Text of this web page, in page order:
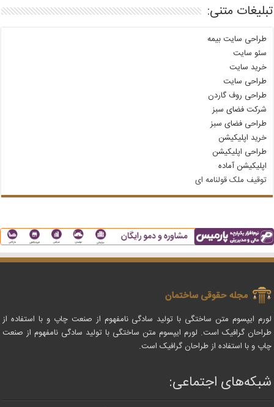
تبلیغات متنی:
طراحی سایت بیمه
سئو سایت
خرید سایت
طراحی سایت
طراحی روف گاردن
شرکت فضای سبز
طراحی فضای سبز
خرید اپلیکیشن
طراحی اپلیکیشن
اپلیکیشن آماده
توقیف ملک قولنامه‌ ای
لورم ایپسوم متن ساختگی با تولید سادگی نامفهوم از صنعت چاپ و با استفاده از
طراحان گرافیک است. لورم ایپسوم متن ساختگی با تولید سادگی نامفهوم از صنعت
چاپ و با استفاده از طراحان گرافیک است.
شبکه‌های اجتماعی: